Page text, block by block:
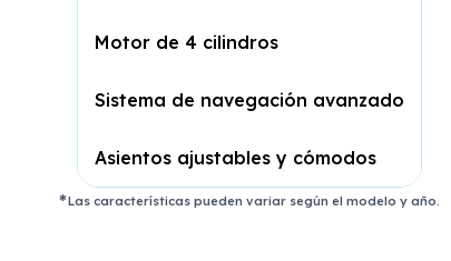
Motor de 4 cilindros
Sistema de navegación avanzado
Asientos ajustables y cómodos
Las características pueden variar según el modelo y año.